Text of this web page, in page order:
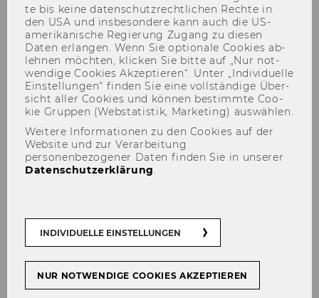
WU Tax Law Technology
Symposium
Der Inhalt dieser Seite ist aktuell nur auf
Englisch verfügbar.
te bis keine da­ten­schutz­recht­li­chen Rech­te in
den USA und ins­be­son­de­re kann auch die US-​
amerikanische Re­gie­rung Zu­gang zu die­sen
Daten er­lan­gen. Wenn Sie op­tio­na­le Coo­kies ab­
leh­nen möch­ten, kli­cken Sie bitte auf „Nur not­
wen­di­ge Coo­kies Ak­zep­tie­ren“. Unter „In­di­vi­du­el­le
Ein­stel­lun­gen“ fin­den Sie eine voll­stän­di­ge Über­
sicht aller Coo­kies und kön­nen be­stimm­te Coo­
kie Grup­pen (Web­sta­tis­tik, Mar­ke­ting) aus­wäh­len.
Weitere Informationen zu den Cookies auf der
Website und zur Verarbeitung
personenbezogener Daten finden Sie in unserer
Datenschutzerklärung.
INDIVIDUELLE EINSTELLUNGEN
NUR NOTWENDIGE COOKIES AKZEPTIEREN